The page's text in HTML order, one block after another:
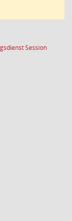
Session(Wird in